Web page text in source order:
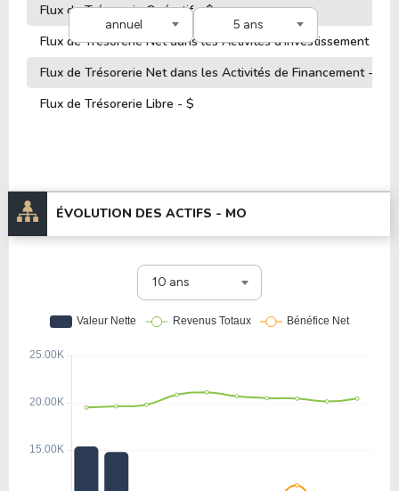
annuel 5 ans
Flux de Trésorerie Opératif - $
Flux de Trésorerie Net dans les Activités d'Investissement - $
Flux de Trésorerie Net dans les Activités de Financement - $
Flux de Trésorerie Libre - $
ÉVOLUTION DES ACTIFS - MO
10 ans